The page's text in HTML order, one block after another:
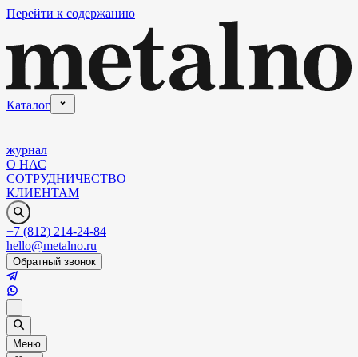
Перейти к содержанию
Каталог
журнал
О НАС
СОТРУДНИЧЕСТВО
КЛИЕНТАМ
+7 (812) 214-24-84
hello@metalno.ru
Обратный звонок
.
Меню